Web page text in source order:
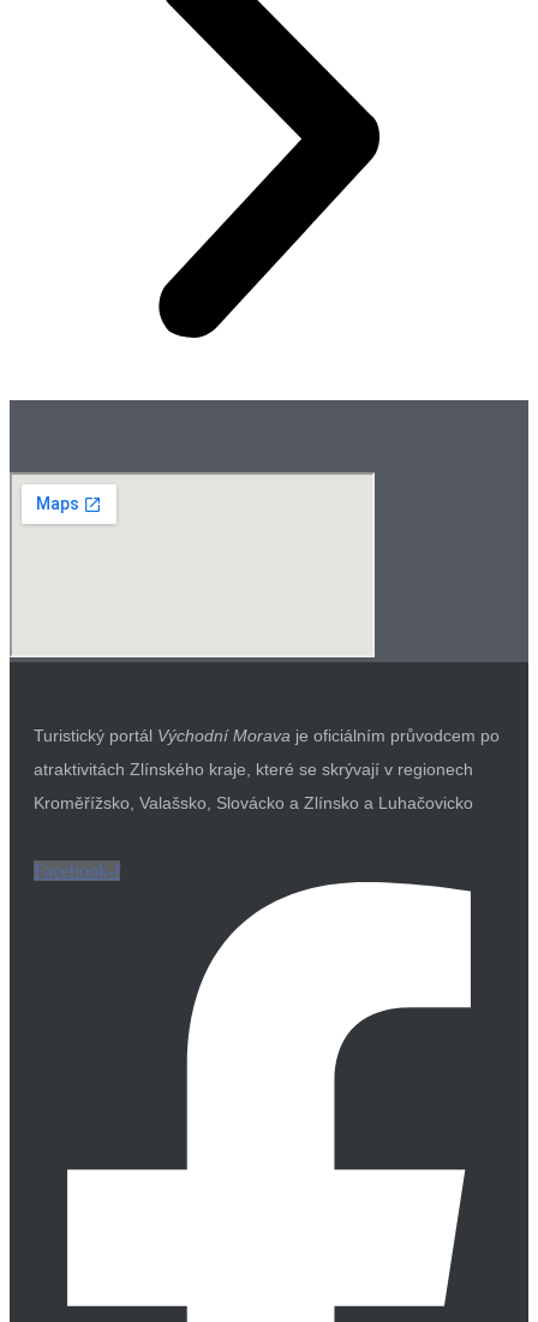
Turistický portál Východní Morava je oficiálním průvodcem po
atraktivitách Zlínského kraje, které se skrývají v regionech
Kroměřížsko, Valašsko, Slovácko a Zlínsko a Luhačovicko
Facebook-f